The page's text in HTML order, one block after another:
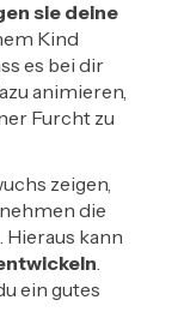
sie deine
Kind
es bei dir
animieren,
Furcht zu
zeigen,
die
kann
.
ein gutes